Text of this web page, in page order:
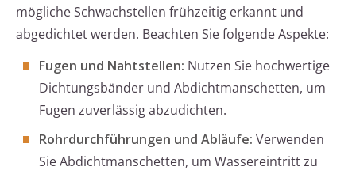
mögliche Schwachstellen frühzeitig erkannt und
abgedichtet werden. Beachten Sie folgende Aspekte:
Fugen und Nahtstellen: Nutzen Sie hochwertige
Dichtungsbänder und Abdichtmanschetten, um
Fugen zuverlässig abzudichten.
Rohrdurchführungen und Abläufe: Verwenden
Sie Abdichtmanschetten, um Wassereintritt zu